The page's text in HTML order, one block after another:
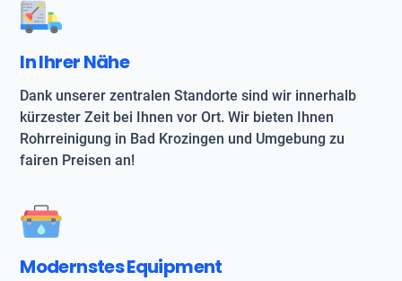
In Ihrer Nähe
Dank unserer zentralen Standorte sind wir innerhalb
kürzester Zeit bei Ihnen vor Ort. Wir bieten Ihnen
Rohrreinigung in Bad Krozingen und Umgebung zu
fairen Preisen an!
Modernstes Equipment